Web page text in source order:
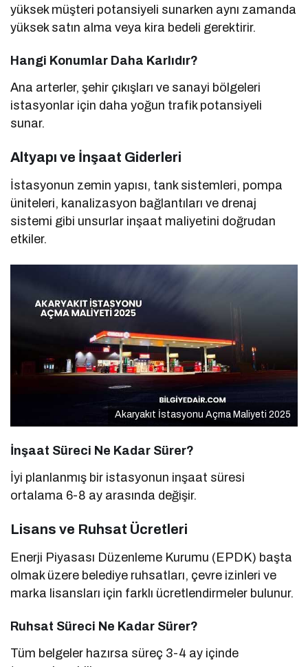
yüksek müşteri potansiyeli sunarken aynı zamanda
yüksek satın alma veya kira bedeli gerektirir.
Hangi Konumlar Daha Karlıdır?
Ana arterler, şehir çıkışları ve sanayi bölgeleri
istasyonlar için daha yoğun trafik potansiyeli
sunar.
Altyapı ve İnşaat Giderleri
İstasyonun zemin yapısı, tank sistemleri, pompa
üniteleri, kanalizasyon bağlantıları ve drenaj
sistemi gibi unsurlar inşaat maliyetini doğrudan
etkiler.
Akaryakıt İstasyonu Açma Maliyeti 2025
İnşaat Süreci Ne Kadar Sürer?
İyi planlanmış bir istasyonun inşaat süresi
ortalama 6-8 ay arasında değişir.
Lisans ve Ruhsat Ücretleri
Enerji Piyasası Düzenleme Kurumu (EPDK) başta
olmak üzere belediye ruhsatları, çevre izinleri ve
marka lisansları için farklı ücretlendirmeler bulunur.
Ruhsat Süreci Ne Kadar Sürer?
Tüm belgeler hazırsa süreç 3-4 ay içinde